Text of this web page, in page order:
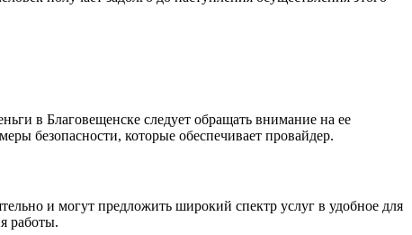
в Благовещенске следует обращать внимание на ее
безопасности, которые обеспечивает провайдер.
и могут предложить широкий спектр услуг в удобное для
работы.